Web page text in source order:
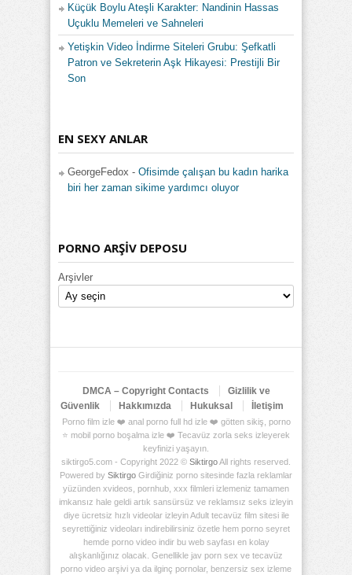
Küçük Boylu Ateşli Karakter: Nandinin Hassas
Uçuklu Memeleri ve Sahneleri
Yetişkin Video İndirme Siteleri Grubu: Şefkatli
Patron ve Sekreterin Aşk Hikayesi: Prestijli Bir
Son
EN SEXY ANLAR
GeorgeFedox - Ofisimde çalışan bu kadın harika
biri her zaman sikime yardımcı oluyor
PORNO ARŞİV DEPOSU
Arşivler
DMCA – Copyright Contacts
Gizlilik ve
Güvenlik
Hakkımızda Hukuksal İletişim
Porno film izle ❤️ anal porno full hd izle ❤️ götten sikiş, porno
⭐ mobil porno boşalma izle ❤️ Tecavüz zorla seks izleyerek
keyfinizi yaşayın.
siktirgo5.com - Copyright 2022 © SiktirgoAll rights reserved.
Powered by Siktirgo Girdiğiniz porno sitesinde fazla reklamlar
yüzünden xvideos, pornhub, xxx filmleri izlemeniz tamamen
imkansız hale geldi artık sansürsüz ve reklamsız seks izleyin
diye ücretsiz hızlı videolar izleyin Adult tecavüz film sitesi ile
seyrettiğiniz videoları indirebilirsiniz özetle hem porno seyret
hemde porno video indir bu web sayfası en kolay
alışkanlığınız olacak. Genellikle jav porn sex ve tecavüz
porno video arşivi ya da ilginç pornolar, benzersiz sex izleme